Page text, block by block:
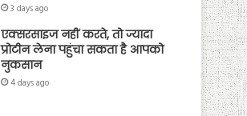
3 days ago
एक्सरसाइज नहीं करते, तो ज्यादा
प्रोटीन लेना पहुंचा सकता है आपको
नुकसान
4 days ago